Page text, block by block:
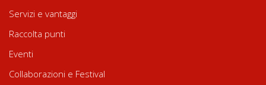
Servizi e vantaggi
Raccolta punti
Eventi
Collaborazioni e Festival